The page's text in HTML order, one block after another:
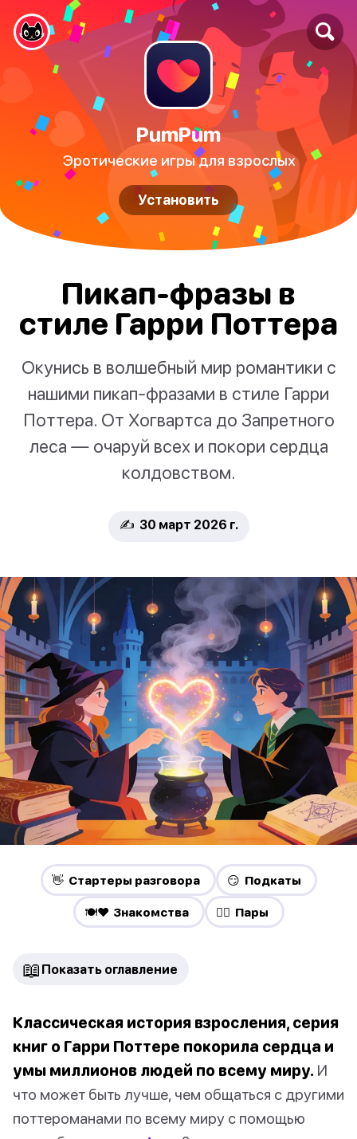
PumPum
Эротические игры для взрослых
Установить
Пикап-фразы в
стиле Гарри Поттера
Окунись в волшебный мир романтики с
нашими пикап-фразами в стиле Гарри
Поттера. От Хогвартса до Запретного
леса — очаруй всех и покори сердца
колдовством.
✍️ 30 март 2026 г.
👋 Стартеры разговора 😏 Подкаты
🍽️❤️ Знакомства ❤️‍🔥 Пары
📖 Показать оглавление
Классическая история взросления, серия
книг о Гарри Поттере покорила сердца и
умы миллионов людей по всему миру. И
что может быть лучше, чем общаться с другими
поттероманами по всему миру с помощью